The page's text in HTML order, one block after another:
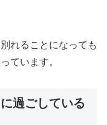
れることになっても
ています。
過ごしている